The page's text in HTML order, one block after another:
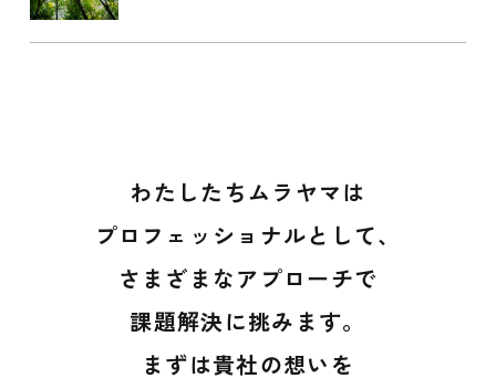
わたしたちムラヤマは
プロフェッショナルとして、
さまざまなアプローチで
課題解決に挑みます。
まずは貴社の想いを